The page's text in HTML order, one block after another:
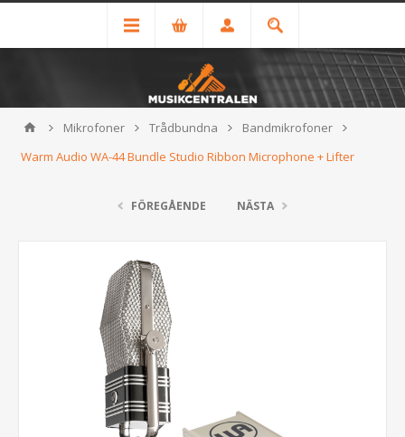
Mikrofoner Trådbundna
Bandmikrofoner
Warm Audio WA-44 Bundle Studio Ribbon Microphone + Lifter
FÖREGÅENDE NÄSTA